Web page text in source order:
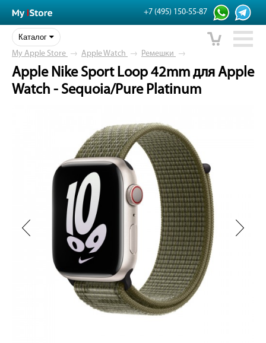
+7 (495) 150-55-87
Каталог
My Apple Store → Apple Watch → Ремешки →
Apple Nike Sport Loop 42mm для Apple
Watch - Sequoia/Pure Platinum